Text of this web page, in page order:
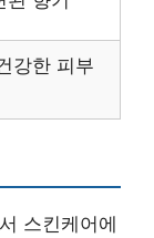
강한 피부
스킨케어에